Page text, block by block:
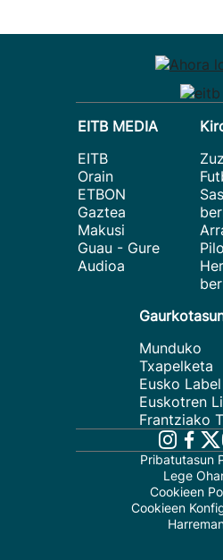
EITB MEDIA
EITB
Orain
ETBON
Gaztea
Makusi
Guau - Gure
Audioa
Munduko
Txapelketa
Eusko
Euskotren
Frantziako
Pribatutasun
Lege
Cookieen
Cookieen